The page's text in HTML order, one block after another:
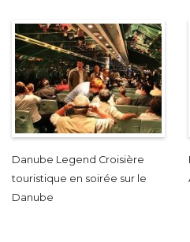
Danube Legend Croisière
touristique en soirée sur le
Danube